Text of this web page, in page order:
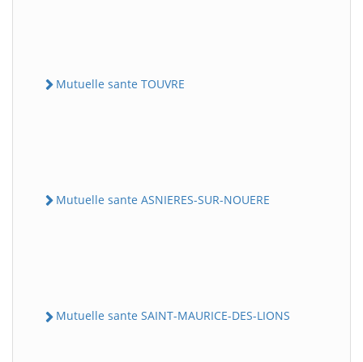
Mutuelle sante TOUVRE
Mutuelle sante ASNIERES-SUR-NOUERE
Mutuelle sante SAINT-MAURICE-DES-LIONS